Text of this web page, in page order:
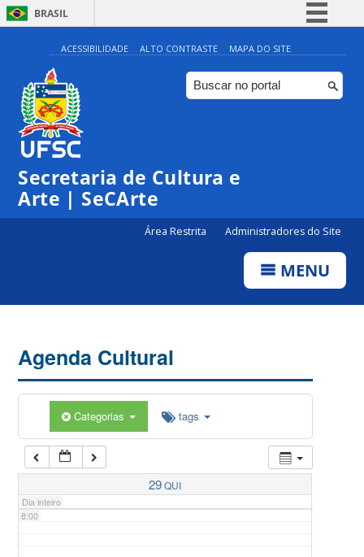
BRASIL
Simplifique!
Comunica BR
Participe
ACESSIBILIDADE ALTO CONTRASTE MAPA DO SITE
Secretaria de Cultura e
Arte | SeCArte
Área Restrita Administradores do Site
MENU
Agenda Cultural
Categorias tags
29QUI
Dia inteiro
0:00
1:00
5:00
7:00
8:00